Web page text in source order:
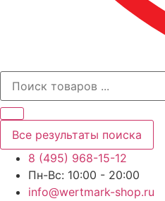
Все результаты поиска
8 (495) 968-15-12
Пн-Вс: 10:00 - 20:00
info@wertmark-shop.ru